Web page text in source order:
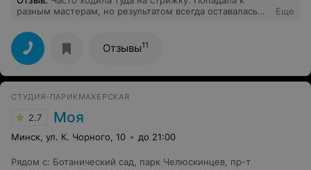
разным мастерам, но результатом всегда оставалась
невозможности. Во-первых, мастера по маникюру при
клиентах обсуждали кого-то, в том числе и своего
администратора. Думаю, это стоит им делать не в
рабочее время и не при клиентах. Во-вторых, весь
процесс обработки ногтей с нанесением лака длился
Как-то хотелось чуть больше внимания своим рукам,
чем 10 минут! В-третьих, мне так отодвигали кутикулу,
что чуть кровь не пошла, при этом процесс получился
довольно болезненным. Отрезала кутикулу такими
резкими движениями и с таким остервенением, что я
Пальцы и на следующий день болели. Нанесение лака
Еще
Отзывы11
СТУДИЯ-ПАРИКМАХЕРСКАЯ
2.7 Моя
Минск, ул. К. Чорного, 10 до 21:00
Рядом с: Ботанический сад парк Челюскинцев пр-т